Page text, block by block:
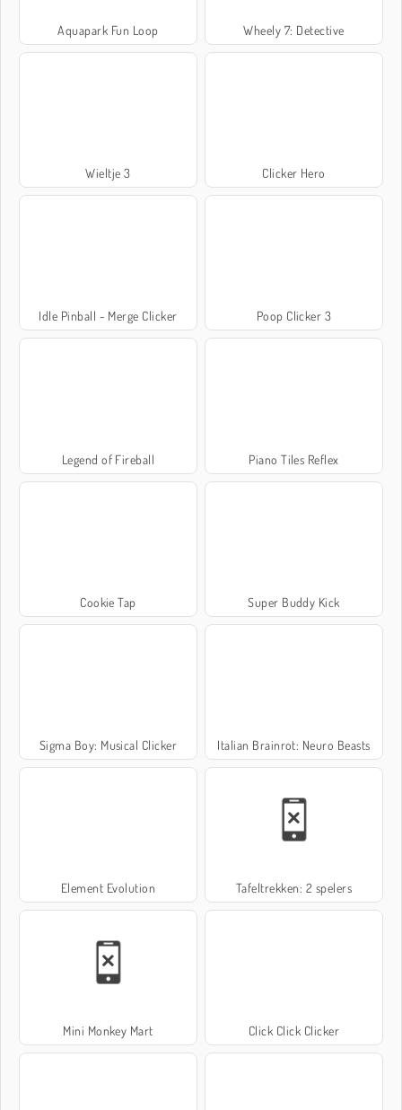
Aquapark Fun Loop Wheely 7: Detective
Wieltje 3 Clicker Hero
Idle Pinball - Merge Clicker Poop Clicker 3
Legend of Fireball Piano Tiles Reflex
Cookie Tap Super Buddy Kick
Sigma Boy: Musical Clicker Italian Brainrot: Neuro Beasts
Element Evolution Tafeltrekken: 2 spelers
Mini Monkey Mart Click Click Clicker